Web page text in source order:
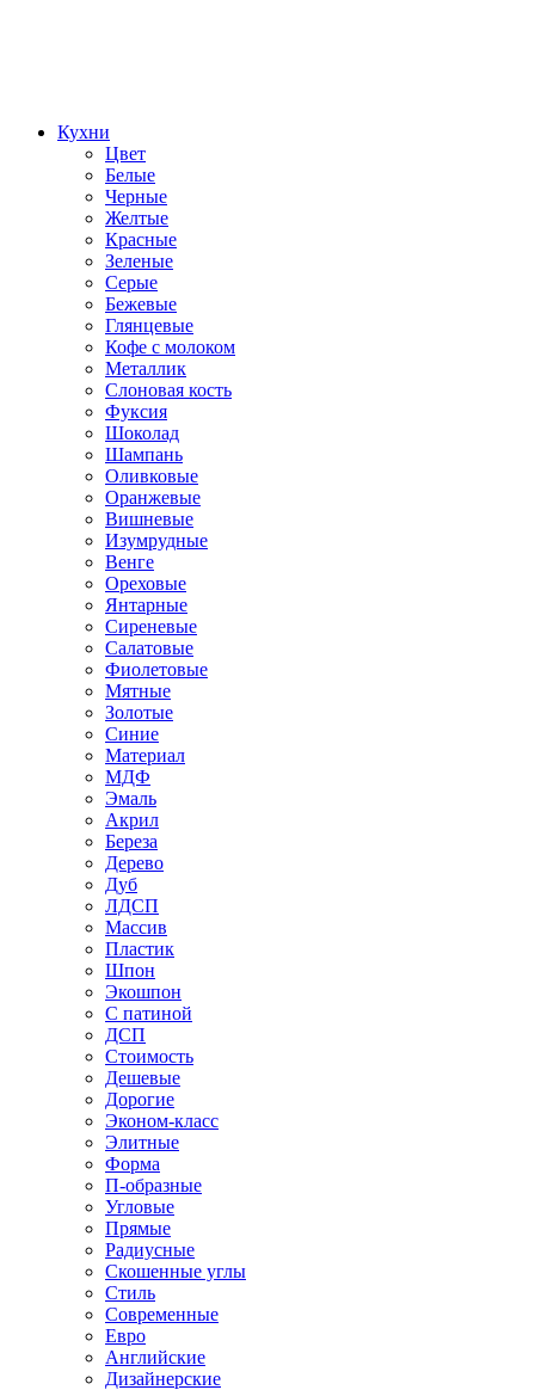
Кухни
Цвет
Белые
Черные
Желтые
Красные
Зеленые
Серые
Бежевые
Глянцевые
Кофе с молоком
Металлик
Слоновая кость
Фуксия
Шоколад
Шампань
Оливковые
Оранжевые
Вишневые
Изумрудные
Венге
Ореховые
Янтарные
Сиреневые
Салатовые
Фиолетовые
Мятные
Золотые
Синие
Материал
МДФ
Эмаль
Акрил
Береза
Дерево
Дуб
ЛДСП
Массив
Пластик
Шпон
Экошпон
С патиной
ДСП
Стоимость
Дешевые
Дорогие
Эконом-класс
Элитные
Форма
П-образные
Угловые
Прямые
Радиусные
Скошенные углы
Стиль
Современные
Евро
Английские
Дизайнерские